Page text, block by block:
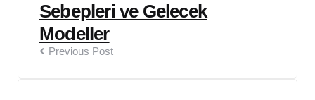
Sebepleri ve Gelecek
Modeller
Previous Post